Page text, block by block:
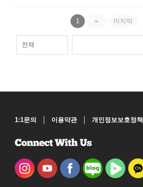
1 » 마지막
1:1문의 | 이용약관 | 개인정보보호정책